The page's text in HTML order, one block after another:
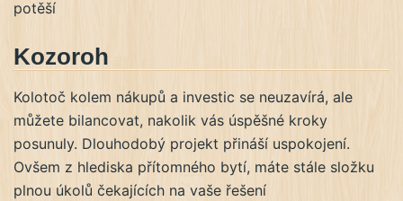
potěší
Kozoroh
Kolotoč kolem nákupů a investic se neuzavírá, ale
můžete bilancovat, nakolik vás úspěšné kroky
posunuly. Dlouhodobý projekt přináší uspokojení.
Ovšem z hlediska přítomného bytí, máte stále složku
plnou úkolů čekajících na vaše řešení